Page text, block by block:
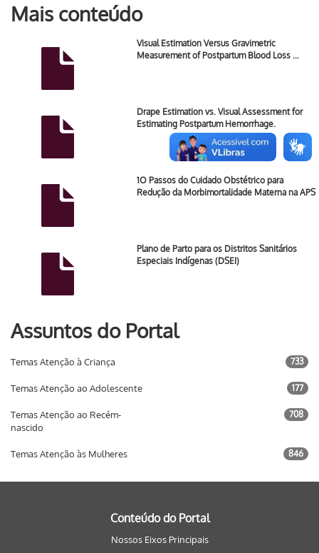
Mais conteúdo
Visual Estimation Versus Gravimetric
Measurement of Postpartum Blood Loss …
Drape Estimation vs. Visual Assessment for
Estimating Postpartum Hemorrhage.
1O Passos do Cuidado Obstétrico para
Redução da Morbimortalidade Materna na APS
Plano de Parto para os Distritos Sanitários
Especiais Indígenas (DSEI)
Assuntos do Portal
Temas Atenção à Criança 733
Temas Atenção ao Adolescente 177
Temas Atenção ao Recém-
nascido
708
Temas Atenção às Mulheres 846
Conteúdo do Portal
Nossos Eixos Principais